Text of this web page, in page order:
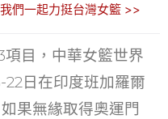
k
e
dI
n
們一起力挺台灣女籃 >>
目，中華女籃世界
日在印度班加羅爾
果無緣取得奧運門